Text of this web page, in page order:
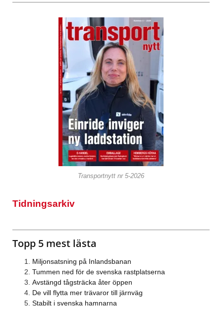
Transportnytt nr 5-2026
Tidningsarkiv
Topp 5 mest lästa
Miljonsatsning på Inlandsbanan
Tummen ned för de svenska rastplatserna
Avstängd tågsträcka åter öppen
De vill flytta mer trävaror till järnväg
Stabilt i svenska hamnarna